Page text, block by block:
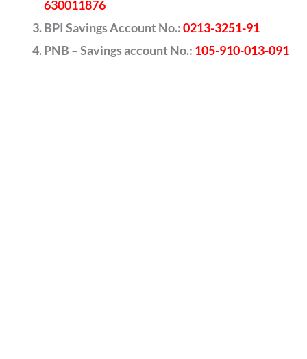
630011876
BPI Savings Account No.:0213-3251-91
PNB – Savings account No.: 105-910-013-091